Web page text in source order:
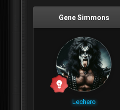
Gene Simmons
Lechero